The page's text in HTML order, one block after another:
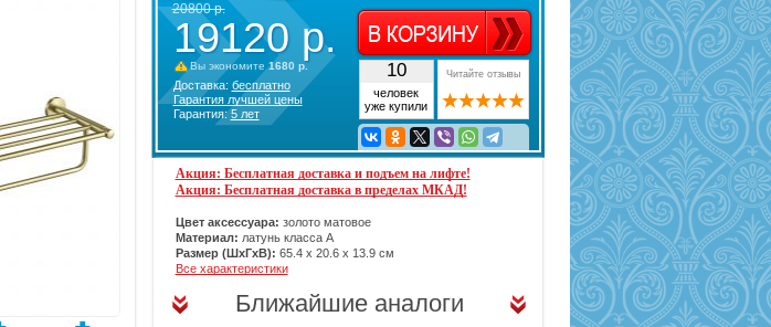
19120р.
20800р.
Вы экономите1680 р.
Доставка: бесплатно
Гарантия лучшей цены
Гарантия:5 лет
10
человек
уже купили
Читайте отзывы
Акция: Бесплатная доставка и подъем на лифте!
Акция: Бесплатная доставка в пределах МКАД!
Цвет аксессуара: золото матовое
Материал: латунь класса А
Размер (ШхГхВ): 65.4 х 20.6 х 13.9 см
Все характеристики
Ближайшие аналоги